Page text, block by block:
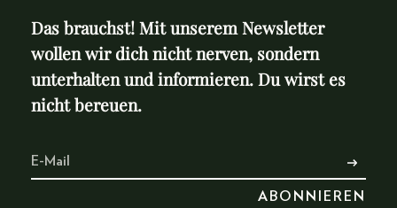
Das brauchst! Mit unserem Newsletter
wollen wir dich nicht nerven, sondern
unterhalten und informieren. Du wirst es
nicht bereuen.